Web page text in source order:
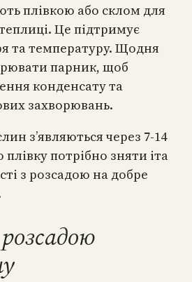
плівкою або склом для
Це підтримує
та температуру. Щодня
парник, щоб
конденсату та
захворювань.
з’являються через 7-14
плівку потрібно зняти іта
з розсадою на добре